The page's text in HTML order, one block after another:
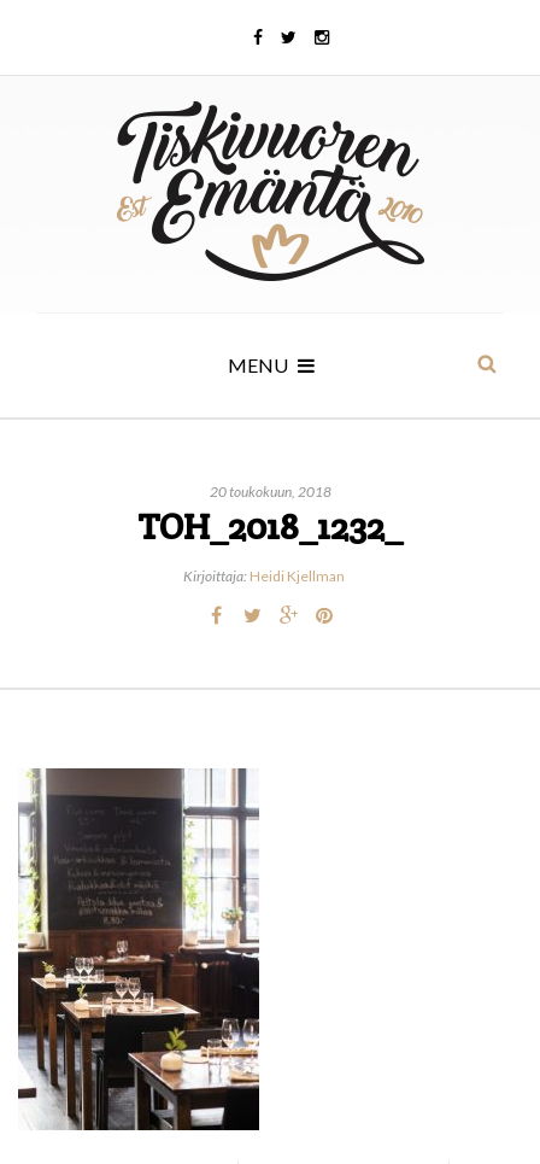
MENU
20 toukokuun, 2018
TOH_2018_1232_
Kirjoittaja: Heidi Kjellman